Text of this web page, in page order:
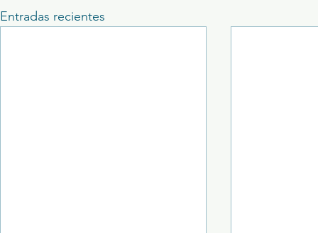
Entradas recientes